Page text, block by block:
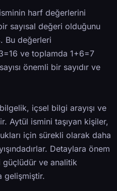
harf değerlerini
sayısal değeri olduğunu
Bu değerleri
ve toplamda 1+6=7
önemli bir sayıdır ve
bilgelik, içsel bilgi arayışı ve
Aytül ismini taşıyan kişiler,
için sürekli olarak daha
Detaylara önem
ve analitik
gelişmiştir.